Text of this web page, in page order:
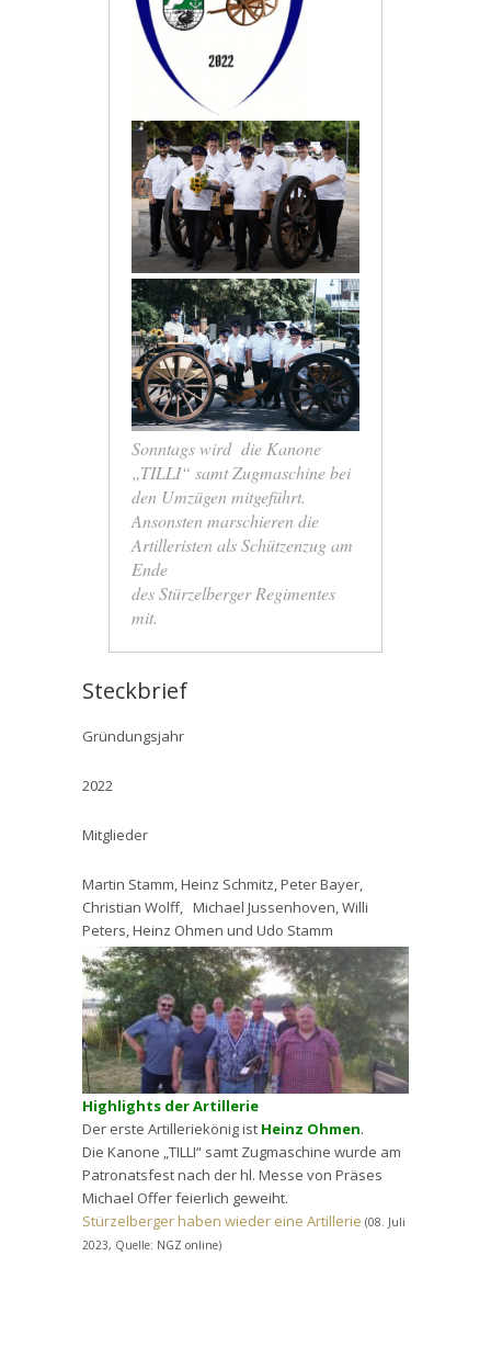
Sonntags wird die Kanone
„TILLI“ samt Zugmaschine bei
den Umzügen mitgeführt.
Ansonsten marschieren die
Artilleristen als Schützenzug am
Ende
des Stürzelberger Regimentes
mit.
Steckbrief
Gründungsjahr
2022
Mitglieder
Martin Stamm, Heinz Schmitz, Peter Bayer,
Christian Wolff, Michael Jussenhoven, Willi
Peters, Heinz Ohmen und Udo Stamm
Highlights der Artillerie
Der erste Artilleriekönig ist Heinz Ohmen.
Die Kanone „TILLI“ samt Zugmaschine wurde am
Patronatsfest nach der hl. Messe von Präses
Michael Offer feierlich geweiht.
Stürzelberger haben wieder eine Artillerie (08. Juli
2023, Quelle: NGZ online)